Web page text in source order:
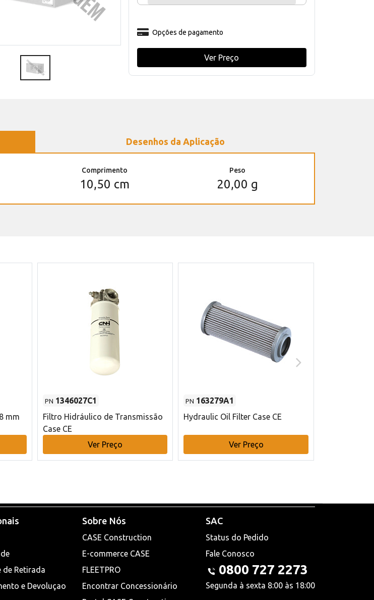
Opções de pagamento
Ver Preço
Desenhos da Aplicação
Comprimento
10,50 cm
Peso
20,00 g
mm
PN 1346027C1
Filtro Hidráulico de Transmissão
Case CE
Ver Preço
PN 163279A1
Hydraulic Oil Filter Case CE
Ver Preço
de Retirada
e Devoluçao
Sobre Nós
CASE Construction
E-commerce CASE
FLEETPRO
Encontrar Concessionário
SAC
Status do Pedido
Fale Conosco
0800 727 2273
Segunda à sexta 8:00 às 18:00